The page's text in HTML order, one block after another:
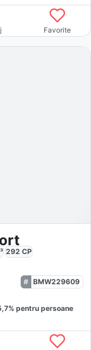
Favorite
292 CP
BMW229609
% pentru persoane